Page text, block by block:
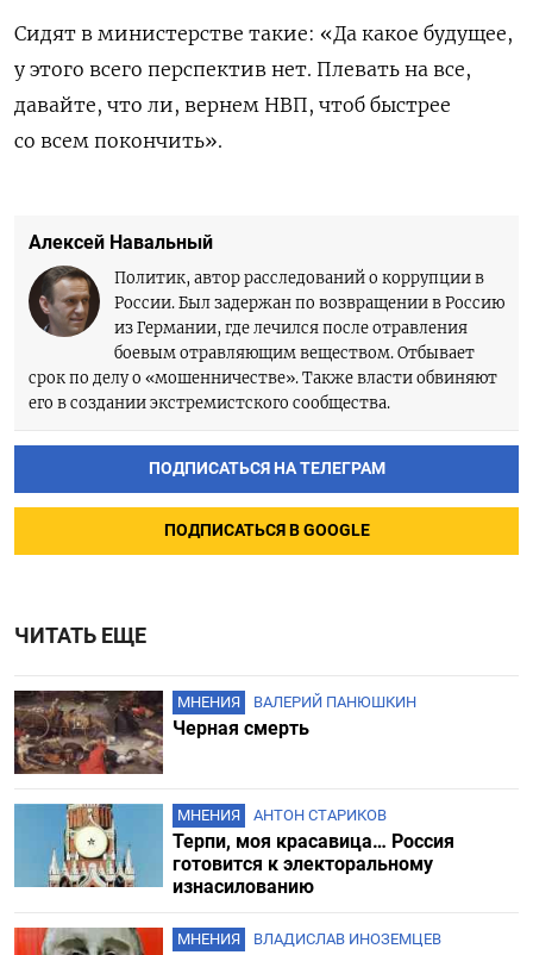
Сидят в министерстве такие: «Да какое будущее,
у этого всего перспектив нет. Плевать на все,
давайте, что ли, вернем НВП, чтоб быстрее
со всем покончить».
Алексей Навальный
Политик, автор расследований о коррупции в
России. Был задержан по возвращении в Россию
из Германии, где лечился после отравления
боевым отравляющим веществом. Отбывает
срок по делу о «мошенничестве». Также власти обвиняют
его в создании экстремистского сообщества.
ПОДПИСАТЬСЯ НА ТЕЛЕГРАМ
ПОДПИСАТЬСЯ В GOOGLE
ЧИТАТЬ ЕЩЕ
МНЕНИЯ ВАЛЕРИЙ ПАНЮШКИН
Черная смерть
МНЕНИЯ АНТОН СТАРИКОВ
Терпи, моя красавица… Россия
готовится к электоральному
изнасилованию
МНЕНИЯ ВЛАДИСЛАВ ИНОЗЕМЦЕВ